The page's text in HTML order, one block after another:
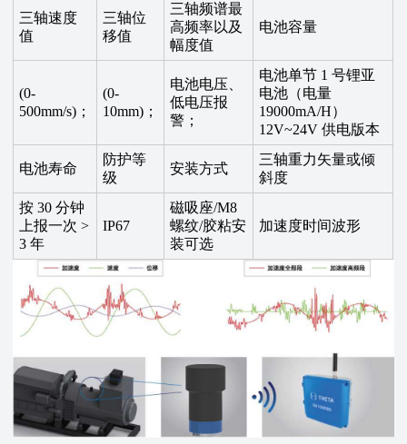
三轴速度
值
三轴位
移值
三轴频谱最
高频率以及
幅度值
电池容量
(0-
500mm/s)；
(0-
10mm)；
电池电压、
低电压报
警；
电池单节 1 号锂亚
电池（电量
19000mA/H）
12V~24V 供电版本
电池寿命
防护等
级
安装方式
三轴重力矢量或倾
斜度
按 30 分钟
上报一次 >
3 年
IP67
磁吸座/M8
螺纹/胶粘安
装可选
加速度时间波形